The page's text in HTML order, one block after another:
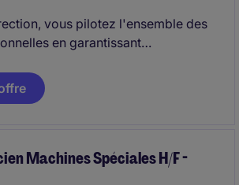
vous pilotez l'ensemble des
en garantissant
enjeux stratégiques,
et commerciaux dans un
Machines Spéciales H/F -